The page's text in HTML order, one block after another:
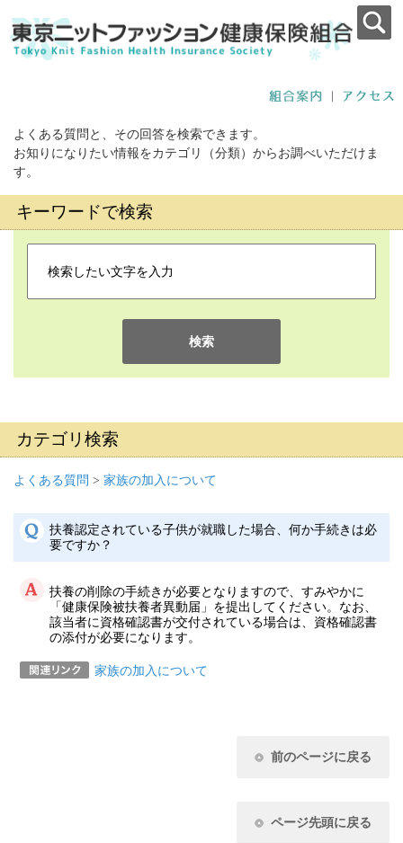
よくある質問と、その回答を検索できます。
お知りになりたい情報をカテゴリ（分類）からお調べいただけま
す。
キーワードで検索
検索
カテゴリ検索
よくある質問 > 家族の加入について
扶養認定されている子供が就職した場合、何か手続きは必
要ですか？
扶養の削除の手続きが必要となりますので、すみやかに
「健康保険被扶養者異動届」を提出してください。なお、
該当者に資格確認書が交付されている場合は、資格確認書
の添付が必要になります。
家族の加入について
前のページに戻る
ページ先頭に戻る